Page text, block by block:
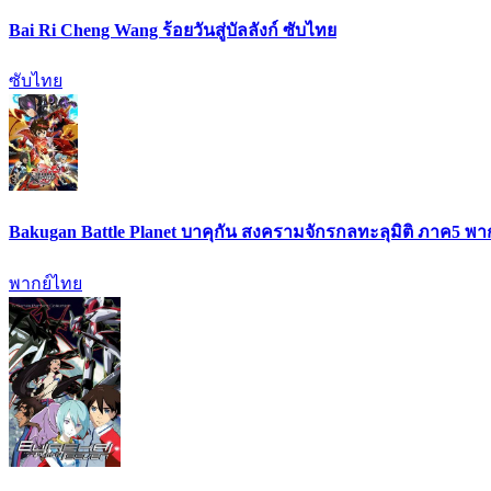
Bai Ri Cheng Wang ร้อยวันสู่บัลลังก์ ซับไทย
ซับไทย
Bakugan Battle Planet บาคุกัน สงครามจักรกลทะลุมิติ ภาค5 พา
พากย์ไทย